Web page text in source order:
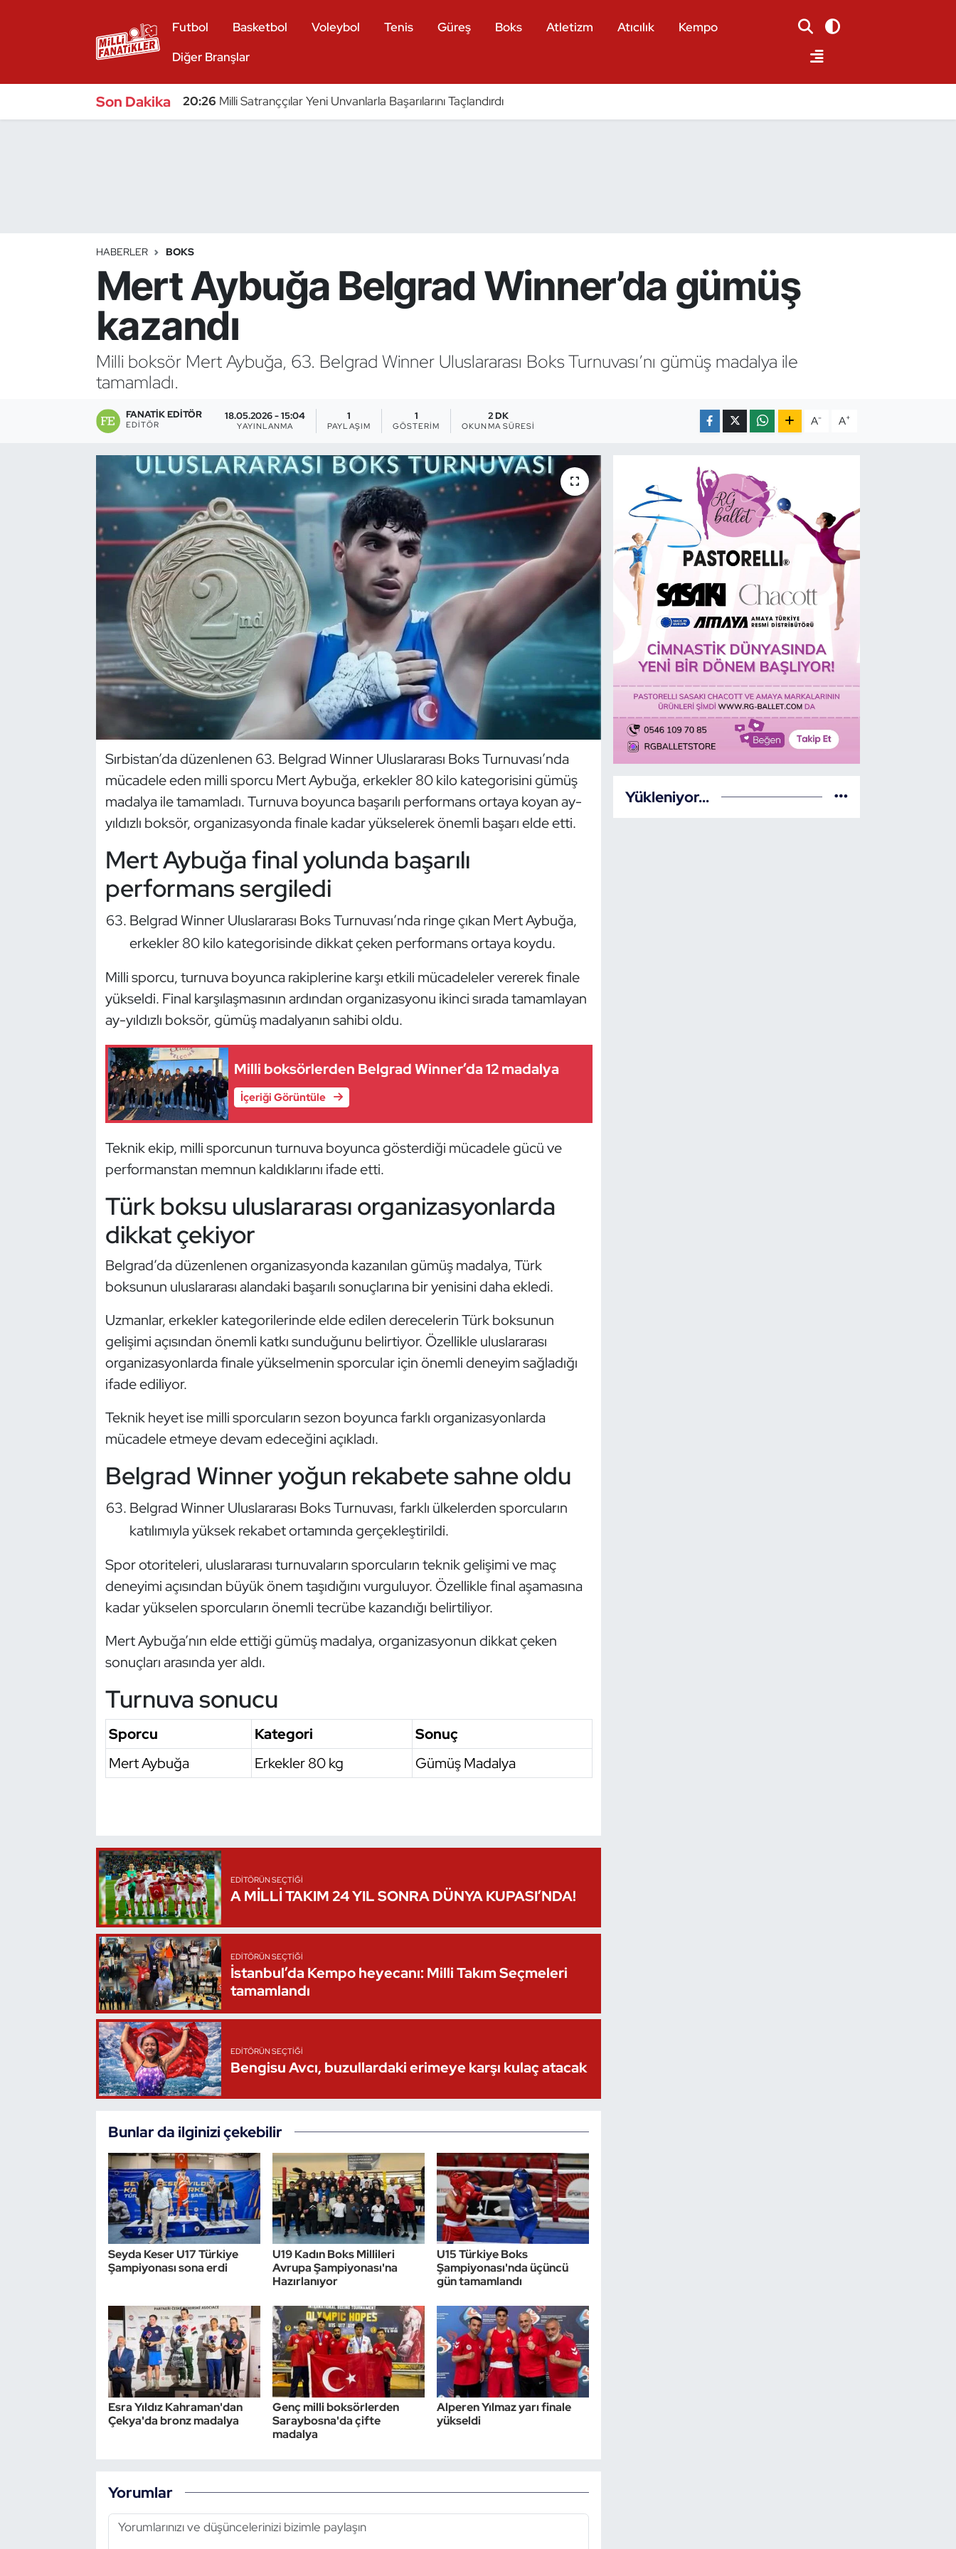
Futbol Basketbol Voleybol Tenis Güreş Boks Atletizm Atıcılık
Kempo
Diğer Branşlar
Son Dakika 20:26 Milli Satranççılar Yeni Unvanlarla Başarılarını Taçlandırdı
HABERLER BOKS
Mert Aybuğa Belgrad Winner’da gümüş
kazandı
Milli boksör Mert Aybuğa, 63. Belgrad Winner Uluslararası Boks Turnuvası’nı gümüş madalya ile
tamamladı.
FANATIK EDITÖR
EDITÖR
18.05.2026 - 15:04
YAYINLANMA
1
PAYLAŞIM
1
GÖSTERIM
2 DK
OKUNMA SÜRESI A- A+
Sırbistan’da düzenlenen 63. Belgrad Winner Uluslararası Boks Turnuvası’nda
mücadele eden milli sporcu Mert Aybuğa, erkekler 80 kilo kategorisini gümüş
madalya ile tamamladı. Turnuva boyunca başarılı performans ortaya koyan ay-
yıldızlı boksör, organizasyonda finale kadar yükselerek önemli başarı elde etti.
Mert Aybuğa final yolunda başarılı
performans sergiledi
Belgrad Winner Uluslararası Boks Turnuvası’nda ringe çıkan Mert Aybuğa,
erkekler 80 kilo kategorisinde dikkat çeken performans ortaya koydu.
Milli sporcu, turnuva boyunca rakiplerine karşı etkili mücadeleler vererek finale
yükseldi. Final karşılaşmasının ardından organizasyonu ikinci sırada tamamlayan
ay-yıldızlı boksör, gümüş madalyanın sahibi oldu.
Milli boksörlerden Belgrad Winner’da 12 madalya
İçeriği Görüntüle
Teknik ekip, milli sporcunun turnuva boyunca gösterdiği mücadele gücü ve
performanstan memnun kaldıklarını ifade etti.
Türk boksu uluslararası organizasyonlarda
dikkat çekiyor
Belgrad’da düzenlenen organizasyonda kazanılan gümüş madalya, Türk
boksunun uluslararası alandaki başarılı sonuçlarına bir yenisini daha ekledi.
Uzmanlar, erkekler kategorilerinde elde edilen derecelerin Türk boksunun
gelişimi açısından önemli katkı sunduğunu belirtiyor. Özellikle uluslararası
organizasyonlarda finale yükselmenin sporcular için önemli deneyim sağladığı
ifade ediliyor.
Teknik heyet ise milli sporcuların sezon boyunca farklı organizasyonlarda
mücadele etmeye devam edeceğini açıkladı.
Belgrad Winner yoğun rekabete sahne oldu
Belgrad Winner Uluslararası Boks Turnuvası, farklı ülkelerden sporcuların
katılımıyla yüksek rekabet ortamında gerçekleştirildi.
Spor otoriteleri, uluslararası turnuvaların sporcuların teknik gelişimi ve maç
deneyimi açısından büyük önem taşıdığını vurguluyor. Özellikle final aşamasına
kadar yükselen sporcuların önemli tecrübe kazandığı belirtiliyor.
Mert Aybuğa’nın elde ettiği gümüş madalya, organizasyonun dikkat çeken
sonuçları arasında yer aldı.
Turnuva sonucu
Sporcu Kategori
Sonuç
Mert Aybuğa
Erkekler 80 kg Gümüş Madalya
EDITÖRÜN SEÇTIĞI
A MİLLİ TAKIM 24 YIL SONRA DÜNYA KUPASI’NDA!
EDITÖRÜN SEÇTIĞI
İstanbul’da Kempo heyecanı: Milli Takım Seçmeleri
tamamlandı
EDITÖRÜN SEÇTIĞI
Bengisu Avcı, buzullardaki erimeye karşı kulaç atacak
Bunlar da ilginizi çekebilir
Seyda Keser U17 Türkiye
Şampiyonası sona erdi
U19 Kadın Boks Millileri
Avrupa Şampiyonası'na
Hazırlanıyor
U15 Türkiye Boks
Şampiyonası'nda üçüncü
gün tamamlandı
Esra Yıldız Kahraman'dan
Çekya'da bronz madalya
Genç milli boksörlerden
Saraybosna'da çifte
madalya
Alperen Yılmaz yarı finale
yükseldi
Yorumlar
Yükleniyor...
Bocce Bowling Dart
Buz Hokeyi
Buz Pateni
Çim Hokeyi
Cimnastik
Dans Sporları
Hava Sporları
İşitme Engelli Sporcular
Judo ve Kuraş
Kano ve Rafting
Modern Pentatlon
Motor Sporları
Oryantiring
Özel Sporcular
Vücut Geliştirme Fitness
Wushu Kungfu